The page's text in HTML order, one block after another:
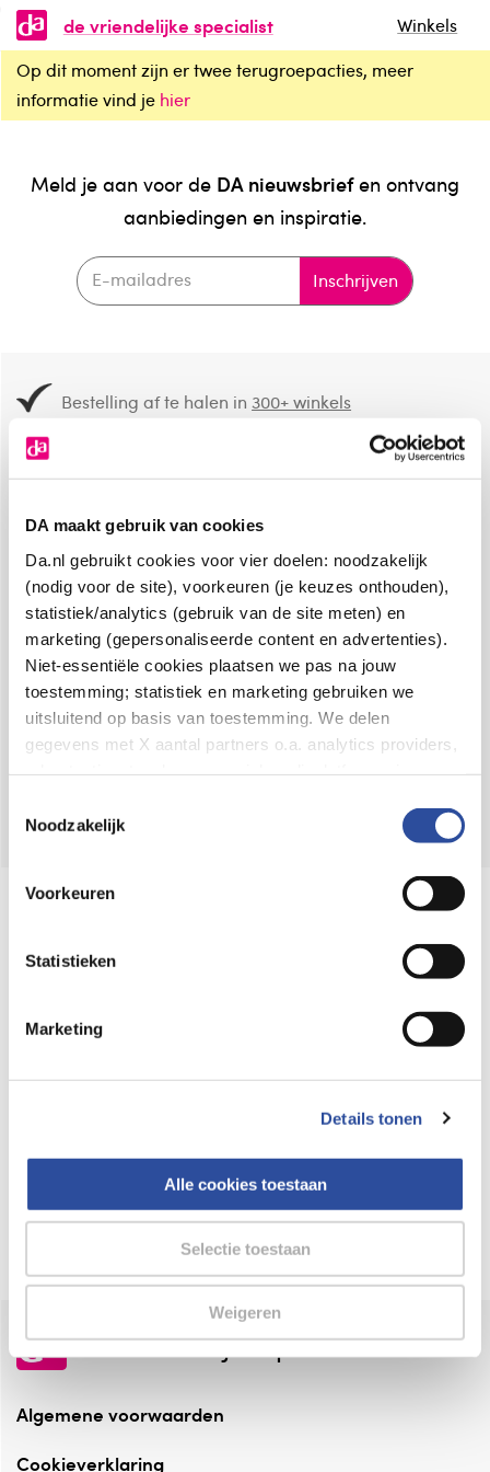
DA maakt gebruik van cookies
Da.nl gebruikt cookies voor vier doelen: noodzakelijk
(nodig voor de site), voorkeuren (je keuzes onthouden),
statistiek/analytics (gebruik van de site meten) en
marketing (gepersonaliseerde content en advertenties).
Niet-essentiële cookies plaatsen we pas na jouw
toestemming; statistiek en marketing gebruiken we
uitsluitend op basis van toestemming. We delen
gegevens met X aantal partners o.a. analytics providers,
en de bewaartermijnen per categorie. Je kunt je keuze op
gegevensverwerking staat in de
Privacyverklaring
Noodzakelijk
Voorkeuren
Statistieken
Marketing
Details tonen
Alle cookies toestaan
Selectie toestaan
Weigeren
de vriendelijke specialist
Winkels
Op dit moment zijn er twee terugroepacties, meer
informatie vind je hier
Meld je aan voor de DA nieuwsbriefen ontvang
aanbiedingen en inspiratie.
Inschrijven
Bestelling af te halen in300+ winkels
8.6 uit4.106 reviews
Over DA
Klantenservice
Assortiment
VolgDAop:
Online aanbieder medicijnen
webshop mag verkopen.
⁠Verantwoorde zorg, ⁠ook online.
Altijd onze folder bij de hand
Check onze folders ⁠bij AlleFolders.
de vriendelijke specialist
Algemene voorwaarden
Cookieverklaring